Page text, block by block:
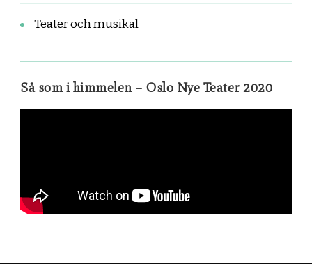
Teater och musikal
Så som i himmelen – Oslo Nye Teater 2020